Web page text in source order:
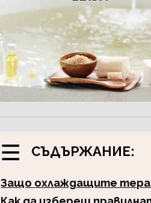
СЪДЪРЖАНИЕ:
Защо охлаждащите